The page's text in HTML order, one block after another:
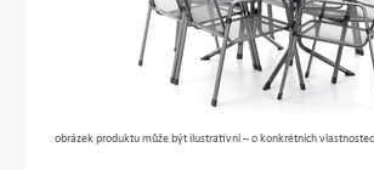
obrázek produktu může být ilustrativní – o konkrétních